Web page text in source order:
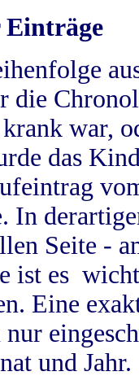
Einträge
die
war,
das
In
Seite -
ist es
Eine
nur
und Jahr.